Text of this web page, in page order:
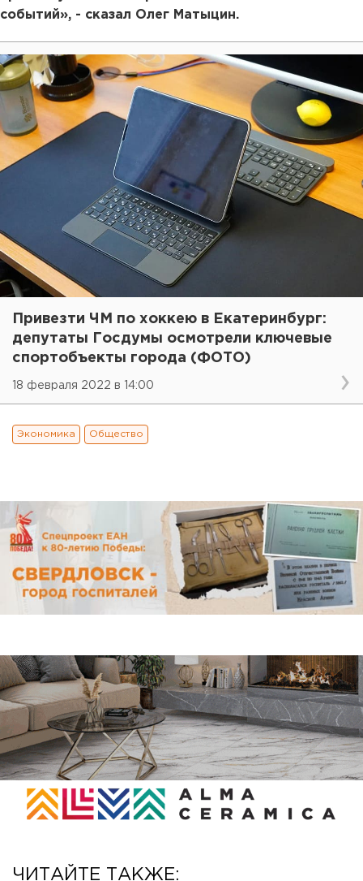
событий», - сказал Олег Матыцин.
Привезти ЧМ по хоккею в Екатеринбург:
депутаты Госдумы осмотрели ключевые
спортобъекты города (ФОТО)
18 февраля 2022 в 14:00
Экономика Общество
ЧИТАЙТЕ ТАКЖЕ: